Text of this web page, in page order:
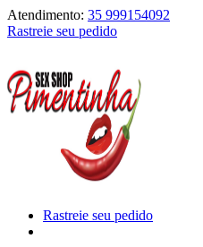
Atendimento: 35 999154092
Rastreie seu pedido
Rastreie seu pedido